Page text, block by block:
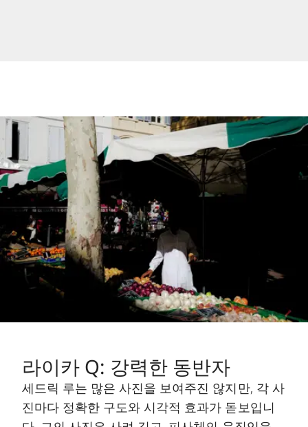
라이카 Q: 강력한 동반자
세드릭 루는 많은 사진을 보여주진 않지만, 각 사
진마다 정확한 구도와 시각적 효과가 돋보입니